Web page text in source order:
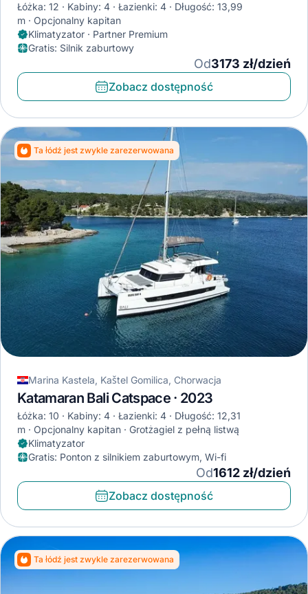
Łóżka: 12 Kabiny: 4 Łazienki: 4
Długość: 13,99
m
Opcjonalny kapitan
Klimatyzator · Partner Premium
Gratis: Silnik zaburtowy
Od3173 zł/dzień
Zobacz dostępność
Ta łódź jest zwykle zarezerwowana
Marina Kastela, Kaštel Gomilica, Chorwacja
Katamaran Bali Catspace · 2023
Łóżka: 10 Kabiny: 4 Łazienki: 4
Długość: 12,31
m
Opcjonalny kapitan
Grotżagiel z pełną listwą
Klimatyzator
Gratis: Ponton z silnikiem zaburtowym, Wi-fi
Od1612 zł/dzień
Zobacz dostępność
Ta łódź jest zwykle zarezerwowana